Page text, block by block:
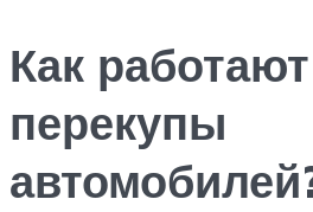
Как работают
перекупы